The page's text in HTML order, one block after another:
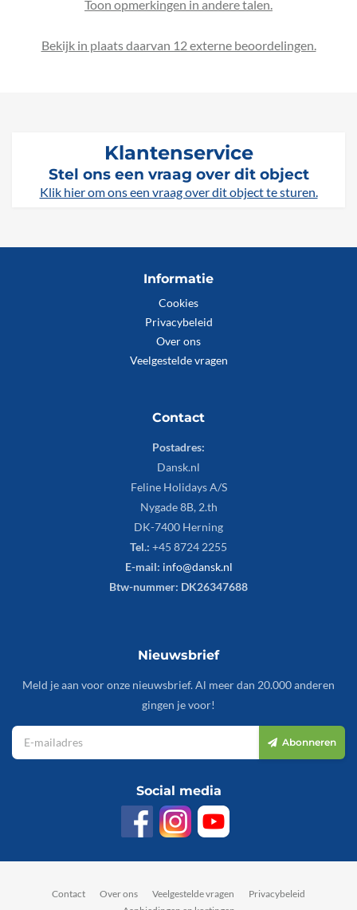
Bekijk in plaats daarvan 12 externe beoordelingen.
Klantenservice
Stel ons een vraag over dit object
Klik hier om ons een vraag over dit object te sturen.
Informatie
Cookies
Privacybeleid
Over ons
Veelgestelde vragen
Contact
Postadres:
Dansk.nl
Feline Holidays A/S
Nygade 8B, 2.th
DK-7400 Herning
Tel.: +45 8724 2255
E-mail: info@dansk.nl
Btw-nummer: DK26347688
Nieuwsbrief
Meld je aan voor onze nieuwsbrief. Al meer dan 20.000 anderen
gingen je voor!
Abonneren
Social media
Contact Over ons Veelgestelde vragen
Privacybeleid